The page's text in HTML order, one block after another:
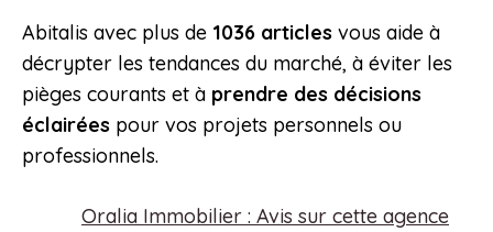
Abitalis avec plus de 1036 articles vous aide à
décrypter les tendances du marché, à éviter les
pièges courants et à prendre des décisions
éclairées pour vos projets personnels ou
professionnels.
Oralia Immobilier : Avis sur cette agence